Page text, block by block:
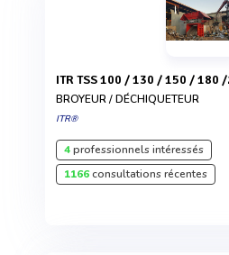
ITR TSS 100 / 130 / 150 / 180
BROYEUR / DÉCHIQUETEUR
ITR®
4professionnels intéressés
1166consultations récentes